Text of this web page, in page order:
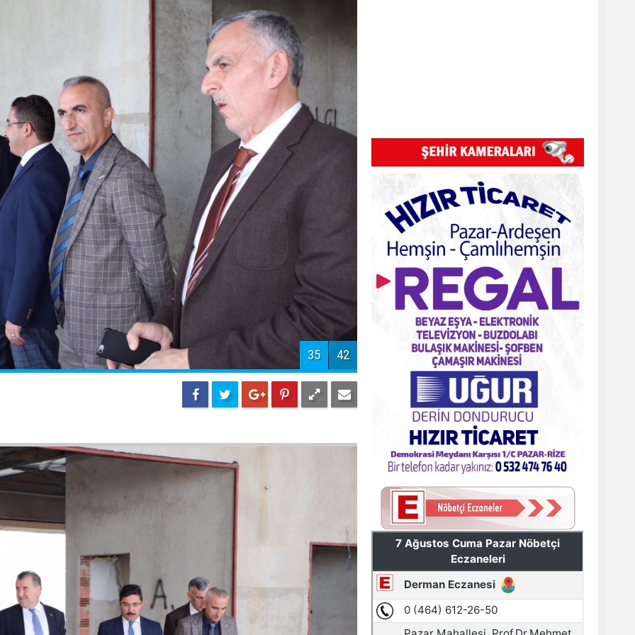
Pazar Kızkulesi tesislerinde proje
başladı
Pazar'daki bayramlaşmada projeler
tartışıldı
AYDER'E BAKANLIK KORUMASI